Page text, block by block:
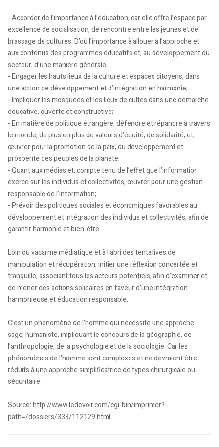
- Accorder de l’importance à l’éducation; car elle offre l’espace par
excellence de socialisation, de rencontre entre les jeunes et de
brassage de cultures. D’où l’importance à allouer à l’approche et
aux contenus des programmes éducatifs et, au développement du
secteur, d’une manière générale;
- Engager les hauts lieux de la culture et espaces citoyens, dans
une action de développement et d’intégration en harmonie;
- Impliquer les mosquées et les lieux de cultes dans une démarche
éducative, ouverte et constructive;
- En matière de politique étrangère, défendre et répandre à travers
le monde, de plus en plus de valeurs d’équité, de solidarité; et,
œuvrer pour la promotion de la paix, du développement et
prospérité des peuples de la planète;
- Quant aux médias et, compte tenu de l’effet que l’information
exerce sur les individus et collectivités, œuvrer pour une gestion
responsable de l’information;
- Prévoir des politiques sociales et économiques favorables au
développement et intégration des individus et collectivités, afin de
garantir harmonie et bien-être.
Loin du vacarme médiatique et à l’abri des tentatives de
manipulation et récupération, initier une réflexion concertée et
tranquille, associant tous les acteurs potentiels, afin d’examiner et
de mener des actions solidaires en faveur d’une intégration
harmonieuse et éducation responsable.
C’est un phénomène de l’homme qui nécessite une approche
sage, humaniste, impliquant le concours de la géographie, de
l’anthropologie, de la psychologie et de la sociologie. Car les
phénomènes de l’homme sont complexes et ne devraient être
réduits à une approche simplificatrice de types chirurgicale ou
sécuritaire.
Source: http://www.ledevoir.com/cgi-bin/imprimer?
path=/dossiers/333/112129.html